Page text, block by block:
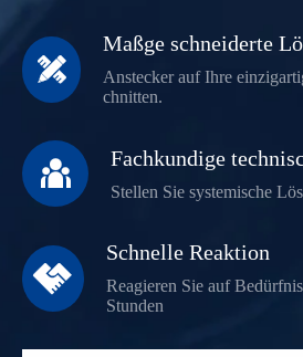

Maßge schneiderte
Anstecker auf Ihre
chnitten.
 Fachkundige
Stellen Sie systemische

Schnelle Reaktion
Reagieren Sie auf
Stunden